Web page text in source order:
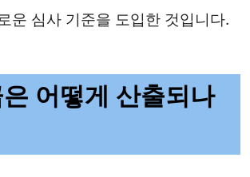
운 심사 기준을 도입한 것입니다.
어떻게 산출되나